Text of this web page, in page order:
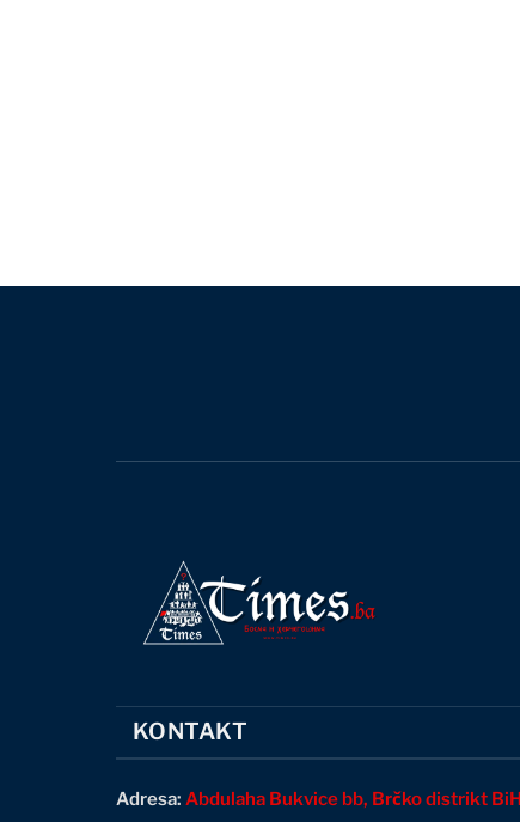
KONTAKT
Adresa: Abdulaha Bukvice bb, Brčko distrikt BiH